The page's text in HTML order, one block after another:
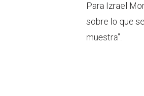
Para Izrael
sobre lo que
muestra”.